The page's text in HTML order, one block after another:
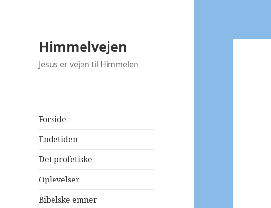
Himmelvejen
Jesus er vejen til Himmelen
Forside
Endetiden
Det profetiske
Oplevelser
Bibelske emner